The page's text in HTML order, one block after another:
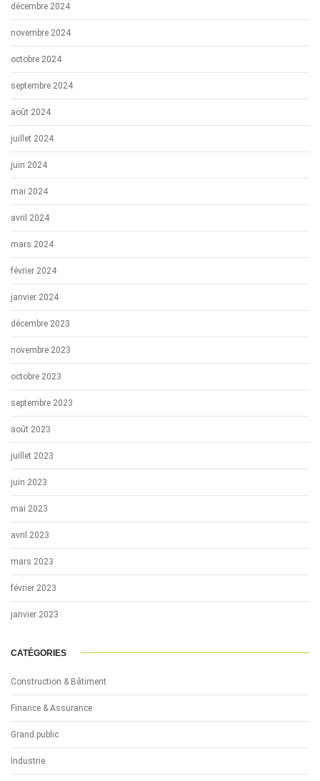
décembre 2024
novembre 2024
octobre 2024
septembre 2024
août 2024
juillet 2024
juin 2024
mai 2024
avril 2024
mars 2024
février 2024
janvier 2024
décembre 2023
novembre 2023
octobre 2023
septembre 2023
août 2023
juillet 2023
juin 2023
mai 2023
avril 2023
mars 2023
février 2023
janvier 2023
CATÉGORIES
Construction & Bâtiment
Finance & Assurance
Grand public
Industrie